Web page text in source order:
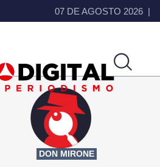
07 DE AGOSTO 2026
DON MIRONE